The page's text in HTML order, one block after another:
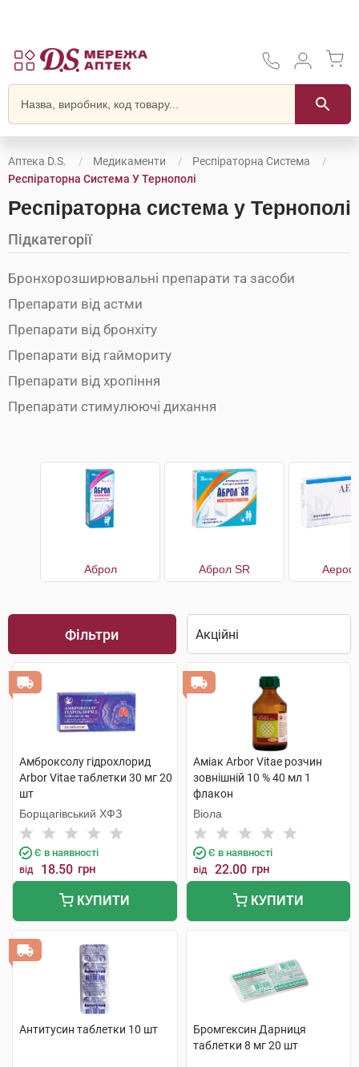
Аптека D.S. Медикаменти
Респіраторна Система
Респіраторна Система У Тернополі
Респіраторна система у Тернополі
Підкатегорії
Бронхорозширювальні препарати та засоби
Препарати від астми
Препарати від бронхіту
Препарати від гаймориту
Препарати від хропіння
Препарати стимулюючі дихання
Аброл Аброл SR
Фільтри
Амброксолу гідрохлорид
Arbor Vitae таблетки 30 мг 20
шт
Борщагівський ХФЗ
Є в наявності
від 18.50 грн
КУПИТИ
Аміак Arbor Vitae розчин
зовнішній 10 % 40 мл 1
флакон
Віола
Є в наявності
від 22.00 грн
КУПИТИ
Антитусин таблетки 10 шт
Бромгексин Дарниця
таблетки 8 мг 20 шт